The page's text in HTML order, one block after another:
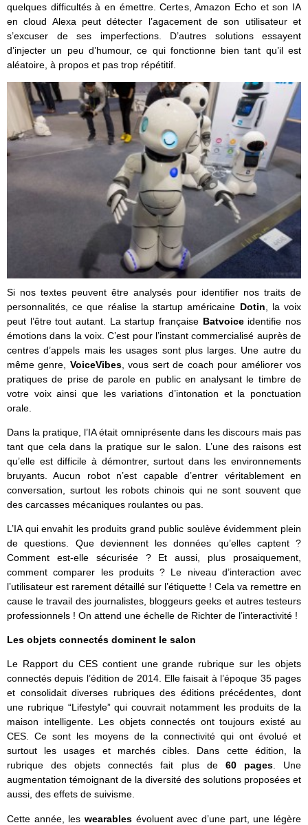
quelques difficultés à en émettre. Certes, Amazon Echo et son IA
en cloud Alexa peut détecter l’agacement de son utilisateur et
s’excuser de ses imperfections. D’autres solutions essayent
d’injecter un peu d’humour, ce qui fonctionne bien tant qu’il est
aléatoire, à propos et pas trop répétitif.
Si nos textes peuvent être analysés pour identifier nos traits de
personnalités, ce que réalise la startup américaine Dotin , la voix
peut l’être tout autant. La startup française Batvoiceidentifie nos
émotions dans la voix. C’est pour l’instant commercialisé auprès de
centres d’appels mais les usages sont plus larges. Une autre du
même genre, VoiceVibes, vous sert de coach pour améliorer vos
pratiques de prise de parole en public en analysant le timbre de
votre voix ainsi que les variations d’intonation et la ponctuation
orale.
Dans la pratique, l’IA était omniprésente dans les discours mais pas
tant que cela dans la pratique sur le salon. L’une des raisons est
qu’elle est difficile à démontrer, surtout dans les environnements
bruyants. Aucun robot n’est capable d’entrer véritablement en
conversation, surtout les robots chinois qui ne sont souvent que
des carcasses mécaniques roulantes ou pas.
L’IA qui envahit les produits grand public soulève évidemment plein
de questions. Que deviennent les données qu’elles captent ?
Comment est-elle sécurisée ? Et aussi, plus prosaiquement,
comment comparer les produits ? Le niveau d’interaction avec
l’utilisateur est rarement détaillé sur l’étiquette ! Cela va remettre en
cause le travail des journalistes, bloggeurs geeks et autres testeurs
professionnels ! On attend une échelle de Richter de l’interactivité !
Les objets connectés dominent le salon
Le Rapport du CES contient une grande rubrique sur les objets
connectés depuis l’édition de 2014. Elle faisait à l’époque 35 pages
et consolidait diverses rubriques des éditions précédentes, dont
une rubrique “Lifestyle” qui couvrait notamment les produits de la
maison intelligente. Les objets connectés ont toujours existé au
CES. Ce sont les moyens de la connectivité qui ont évolué et
surtout les usages et marchés cibles. Dans cette édition, la
rubrique des objets connectés fait plus de 60 pages. Une
augmentation témoignant de la diversité des solutions proposées et
aussi, des effets de suivisme.
Cette année, les wearables évoluent avec d’une part, une légère